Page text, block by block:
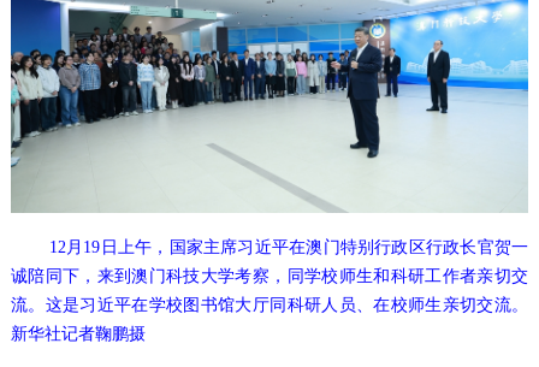
12月19日上午，国家主席习近平在澳门特别行政区行政长官贺一
诚陪同下，来到澳门科技大学考察，同学校师生和科研工作者亲切交
流。这是习近平在学校图书馆大厅同科研人员、在校师生亲切交流。
新华社记者鞠鹏摄